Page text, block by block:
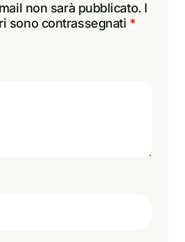
non sarà pubblicato. I
sono contrassegnati *